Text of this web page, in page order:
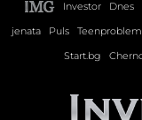
Investor Dnes
jenata
Puls Teenproblem
Start.bg